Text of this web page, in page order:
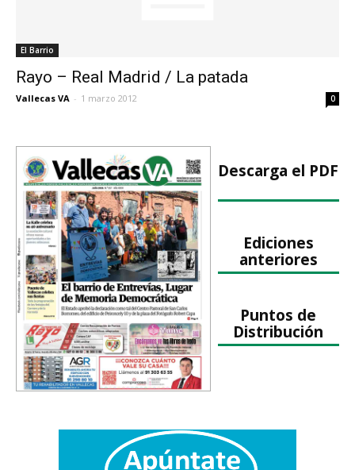
El Barrio
Rayo – Real Madrid / La patada
Vallecas VA - 1 marzo 2012 0
Descarga el PDF
Ediciones
anteriores
Puntos de
Distribución